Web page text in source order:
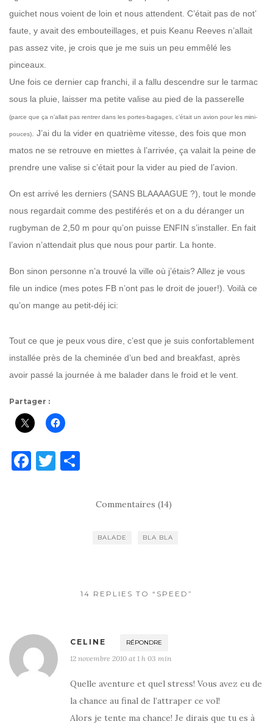
guichet nous voient de loin et nous attendent. C’était pas de not’
faute, y avait des embouteillages, et puis Keanu Reeves n’allait
pas assez vite, je crois que je me suis un peu emmêlé les
pinceaux.
Une fois ce dernier cap franchi, il a fallu descendre sur le tarmac
sous la pluie, laisser ma petite valise au pied de la passerelle
(parce que ça n’allait pas rentrer dans les portes-bagages, c’était un avion pour les mini-
pouces)
. J’ai du la vider en quatrième vitesse, des fois que mon
matos ne se retrouve en miettes à l’arrivée, ça valait la peine de
prendre une valise si c’était pour la vider au pied de l’avion.
On est arrivé les derniers (SANS BLAAAAGUE ?), tout le monde
nous regardait comme des pestiférés et on a du déranger un
rugbyman de 2,50 m pour qu’on puisse ENFIN s’installer. En fait
l’avion n’attendait plus que nous pour partir. La honte.
Bon sinon personne n’a trouvé la ville où j’étais? Allez je vous
file un indice (mes potes FB n’ont pas le droit de jouer!). Voilà ce
qu’on mange au petit-déj ici:
Tout ce que je peux vous dire, c’est que je suis confortablement
installée près de la cheminée d’un bed and breakfast, après
avoir passé la journée à me balader dans le froid et le vent.
Partager :
F T
ta
er
Commentaires (14)
BALADE BLA BLA
14 REPLIES TO “SPEED”
CELINE RÉPONDRE
12 novembre 2010 at 1 h 03 min
Quelle aventure et quel stress! Vous avez eu de
la chance au final de l’attraper ce vol!
Alors je tente ma chance! Je dirais que tu es à